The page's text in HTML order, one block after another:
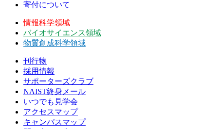
寄付について
情報科学領域
バイオサイエンス領域
物質創成科学領域
刊行物
採用情報
サポーターズクラブ
NAIST終身メール
いつでも見学会
アクセスマップ
キャンパスマップ